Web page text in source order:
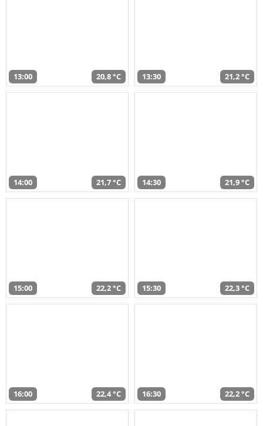
13:00 20,8 °C 13:30 21,2 °C
14:00 21,7 °C 14:30 21,9 °C
15:00 22,2 °C 15:30 22,3 °C
16:00 22,4 °C 16:30 22,2 °C